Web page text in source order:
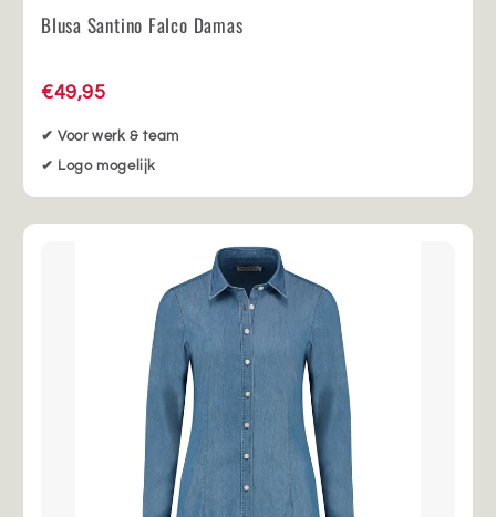
Blusa Santino Falco Damas
€49,95
✔ Voor werk & team
✔ Logo mogelijk